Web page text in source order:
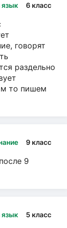
язык 6 класс
говорят
раздельно
то пишем
9 класс
9
язык 5 класс